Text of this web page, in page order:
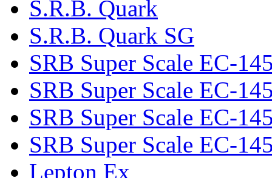
S.R.B. Quark
S.R.B. Quark SG
SRB Super Scale EC-
SRB Super Scale EC-
SRB Super Scale EC-
SRB Super Scale EC-
Lepton Ex